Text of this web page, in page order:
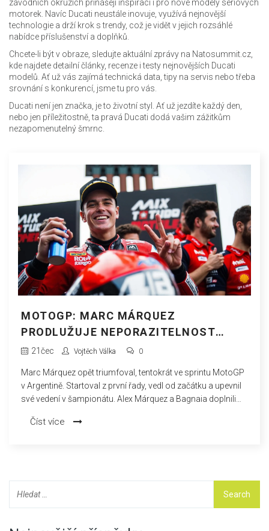
závodních okruzích přinášejí inspiraci i pro nové modely sériových
motorek. Navíc Ducati neustále inovuje, využívá nejnovější
technologie a drží krok s trendy, což je vidět v jejich rozsáhlé
nabídce příslušenství a doplňků.
Chcete-li být v obraze, sledujte aktuální zprávy na Natosummit.cz,
kde najdete detailní články, recenze i testy nejnovějších Ducati
modelů. Ať už vás zajímá technická data, tipy na servis nebo třeba
srovnání s konkurencí, jsme tu pro vás.
Ducati není jen značka, je to životní styl. Ať už jezdíte každý den,
nebo jen příležitostně, ta pravá Ducati dodá vašim zážitkům
nezapomenutelný šmrnc.
MOTOGP: MARC MÁRQUEZ
PRODLUŽUJE NEPORAZITELNOST
VÝHROU VE SPRINTU V ARGENTINĚ
21 čec Vojtěch Válka 0
Marc Márquez opět triumfoval, tentokrát ve sprintu MotoGP
v Argentině. Startoval z první řady, vedl od začátku a upevnil
své vedení v šampionátu. Alex Márquez a Bagnaia doplnili
neovlivnilo, vypadli Savadori a Oliveira.
Číst více